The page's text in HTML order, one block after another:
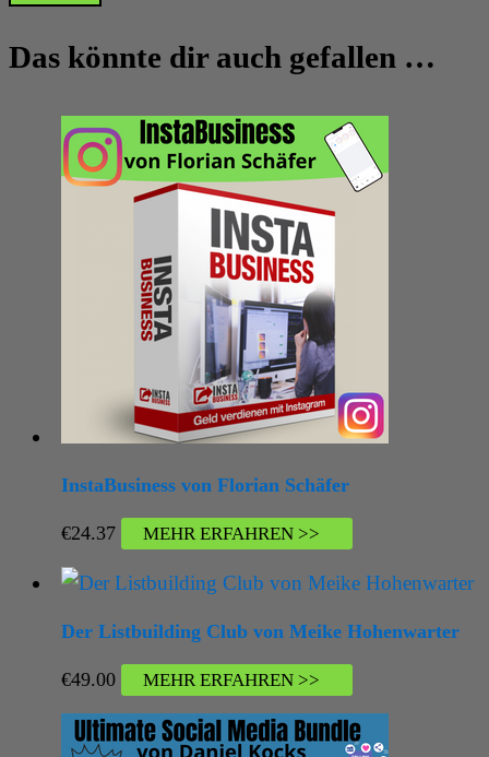
Das könnte dir auch gefallen …
InstaBusiness von Florian Schäfer
€24.37 MEHR ERFAHREN >>
Der Listbuilding Club von Meike Hohenwarter
€49.00 MEHR ERFAHREN >>